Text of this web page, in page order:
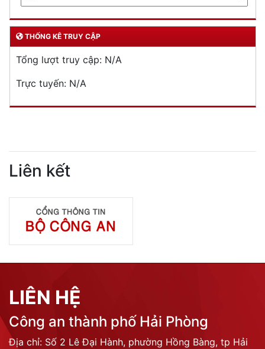
THỐNG KÊ TRUY CẬP
Tổng lượt truy cập: N/A
Trực tuyến: N/A
Liên kết
LIÊN HỆ
Công an thành phố Hải Phòng
Địa chỉ: Số 2 Lê Đại Hành, phường Hồng Bàng, tp Hải